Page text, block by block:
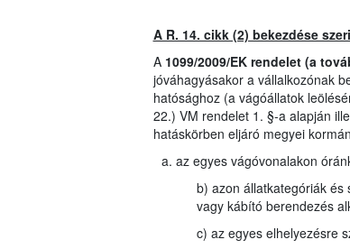
A R. 14. cikk (2) bekezdése
A 1099/2009/EK rendelet (a
jóváhagyásakor a vállalkozónak
hatósághoz (a vágóállatok
22.) VM rendelet 1. §-a alapján
hatáskörben eljáró megyei
az egyes vágóvonalakon
b) azon állatkategóriák és
vagy kábító berendezés
c) az egyes elhelyezésre